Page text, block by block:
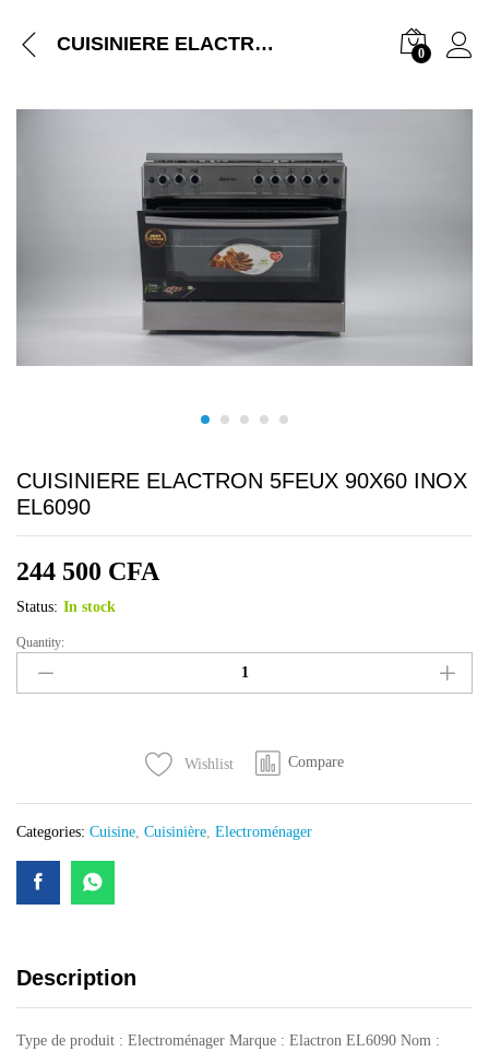
CUISINIERE ELACTRON 5FEUX 90X60 INOX EL6090 0
CUISINIERE ELACTRON 5FEUX 90X60 INOX
EL6090
244 500 CFA
Status: In stock
CUISINIERE
ELACTRON
5FEUX
Quantity:
Wishlist Compare
Categories: Cuisine, Cuisinière, Electroménager
Description
Type de produit ‎:‎ Electroménager Marque : Elactron EL6090 Nom :